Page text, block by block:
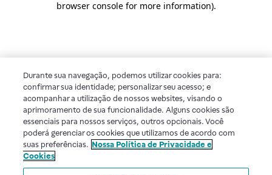
browser console for more information).
Durante sua navegação, podemos utilizar cookies para:
confirmar sua identidade; personalizar seu acesso; e
acompanhar a utilização de nossos websites, visando o
aprimoramento de sua funcionalidade. Alguns cookies são
essenciais para nossos serviços, outros opcionais. Você
poderá gerenciar os cookies que utilizamos de acordo com
suas preferências. Nossa Política de Privacidade e
Cookies